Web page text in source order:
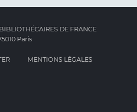
DE FRANCE
Paris
MENTIONS LÉGALES